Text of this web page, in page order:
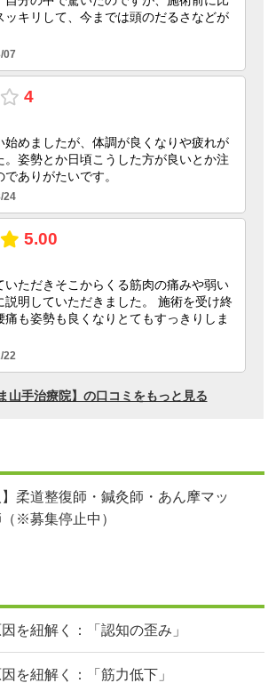
】柔道整復師・鍼灸師・あん摩マッ
※募集停止中）
を紐解く：「認知の歪み」
を紐解く：「筋力低下」